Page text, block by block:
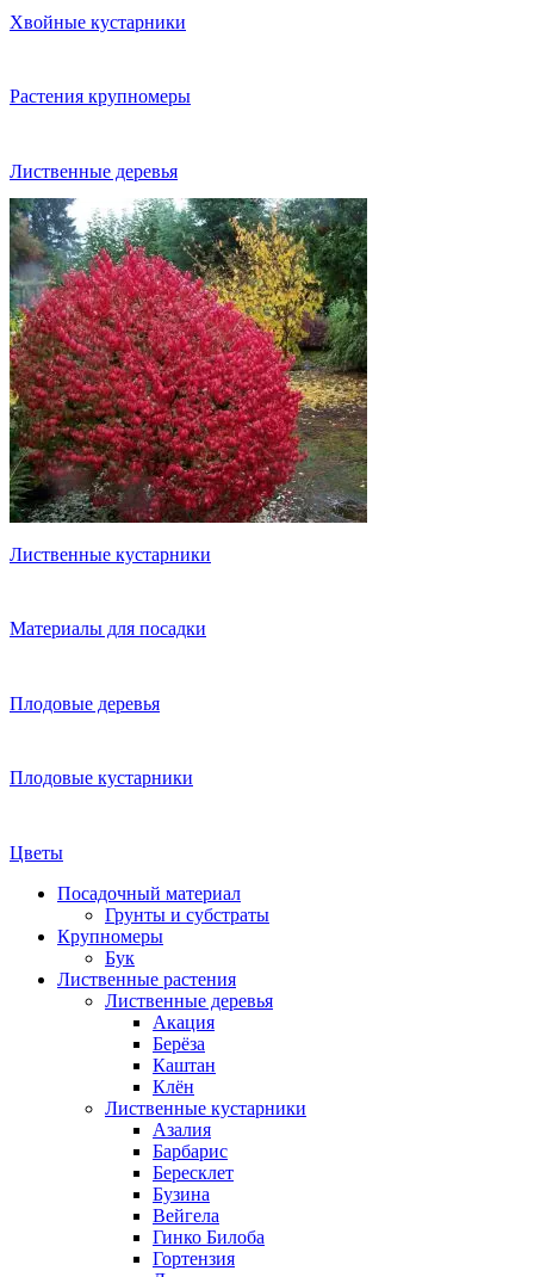
Хвойные кустарники
Растения крупномеры
Лиственные деревья
Лиственные кустарники
Материалы для посадки
Плодовые деревья
Плодовые кустарники
Цветы
Посадочный материал
Грунты и субстраты
Крупномеры
Бук
Лиственные растения
Лиственные деревья
Акация
Берёза
Каштан
Клён
Лиственные кустарники
Азалия
Барбарис
Бересклет
Бузина
Вейгела
Гинко Билоба
Гортензия